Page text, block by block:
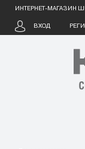
ИНТЕРНЕТ-МАГАЗИН
ВХОД